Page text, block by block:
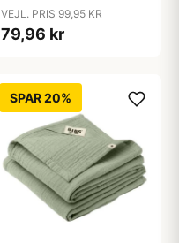
VEJL. PRIS 99,95 KR
79,96 kr
SPAR 20%